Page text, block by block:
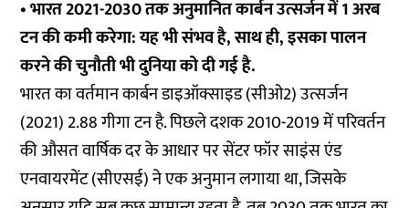
• भारत 2021-2030 तक अनुमानित कार्बन उत्सर्जन में 1 अरब
टन की कमी करेगा: यह भी संभव है, साथ ही, इसका पालन
करने की चुनौती भी दुनिया को दी गई है.
भारत का वर्तमान कार्बन डाइऑक्साइड (सीओ2) उत्सर्जन
(2021) 2.88 गीगा टन है. पिछले दशक 2010-2019 में परिवर्तन
की औसत वार्षिक दर के आधार पर सेंटर फॉर साइंस एंड
एनवायरमेंट (सीएसई) ने एक अनुमान लगाया था, जिसके